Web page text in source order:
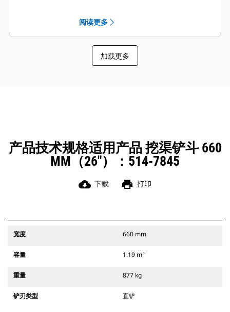
能铲斗配有可优化挖掘力的凹销，当
与 Cat 抓销式快速连接器配套使用
时，可加速铲斗工作循环。
此外，Cat 抓销式快速连接器还允许操
作员反向连接铲斗，从而更容易地对
此外，还提供挖渠宽度连接器。
与 CW 专用连接器系统兼容的附件采
用固定式快速连接器铰接件。CW 专用
连接器采用楔式锁定系统，确保始终
稳固地连接附件。
CW 专用连接器适用于所有履带式挖掘
阅读更多
加载更多
产品技术规格适用产品 挖渠铲斗 660
MM（26"）：514-7845
cloud_download 下载 print 打印
宽度 660 mm
容量 1.19 m³
重量 877 kg
铲刃类型 直铲